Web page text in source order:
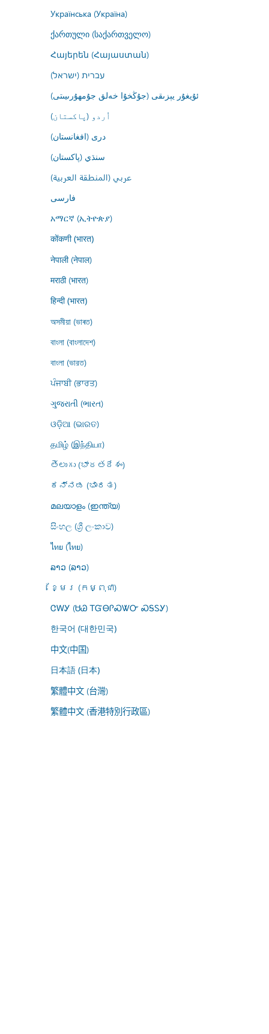
Українська (Україна)
ქართული (საქართველო)
Հայերեն (Հայաստան)
עברית (ישראל)
ئۇيغۇر يېزىقى (جۇڭخۇا خەلق جۇمھۇرىيىتى)
اُردو (پاکستان)
درى (افغانستان)
سنڌي (پاکستان)
عربي (المنطقة العربية)
فارسى
አማርኛ (ኢትዮጵያ)
कोंकणी (भारत)
नेपाली (नेपाल)
मराठी (भारत)
हिन्दी (भारत)
অসমীয়া (ভাৰত)
বাংলা (বাংলাদেশ)
বাংলা (ভারত)
ਪੰਜਾਬੀ (ਭਾਰਤ)
ગુજરાતી (ભારત)
ଓଡ଼ିଆ (ଭାରତ)
தமிழ் (இந்தியா)
తెలుగు (భారతదేశం)
ಕನ್ನಡ (ಭಾರತ)
മലയാളം (ഇന്ത്യ)
සිංහල (ශ්‍රී ලංකාව)
ไทย (ไทย)
ລາວ (ລາວ)
ខ្មែរ (កម្ពុជា)
ᏣᎳᎩ (ᏌᏊ ᎢᏳᎾᎵᏍᏔᏅ ᏍᎦᏚᎩ)
한국어 (대한민국)
中文(中国)
日本語 (日本)
繁體中文 (台灣)
繁體中文 (香港特別行政區)